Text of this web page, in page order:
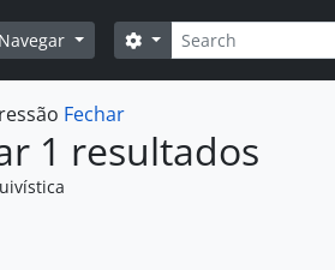
Navegar
Pesquisar
Opções de busca
Fechar
1 resultados